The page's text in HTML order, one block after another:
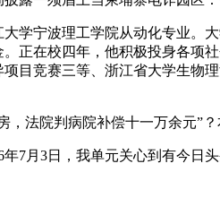
宁波理工学院从动化专业。
正在校四年，他积极投身各项
目竞赛三等、浙江省大学生物
法院判病院补偿十一万余元”？
月3日，我单元关心到有今日